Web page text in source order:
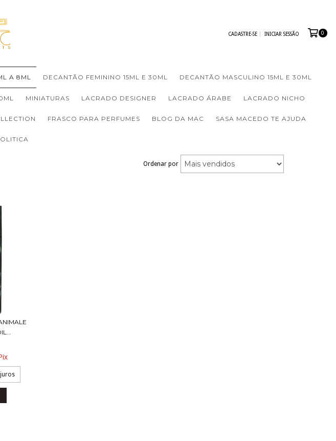
CADASTRE-SE INICIAR SESSÃO 0
A 8ML DECANTÃO FEMININO 15ML E 30ML DECANTÃO MASCULINO 15ML E 30ML
MINIATURAS LACRADO DESIGNER LACRADO ÁRABE LACRADO NICHO
FRASCO PARA PERFUMES BLOG DA MAC SASA MACEDO TE AJUDA
Ordenar por